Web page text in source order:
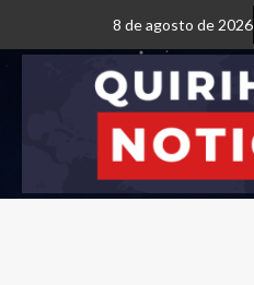
8 de agosto de 2026